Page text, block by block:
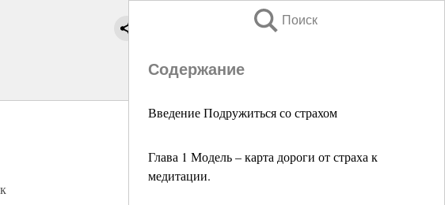
Поиск
Содержание
Введение Подружиться со страхом
Глава 1 Модель – карта дороги от страха к
медитации.